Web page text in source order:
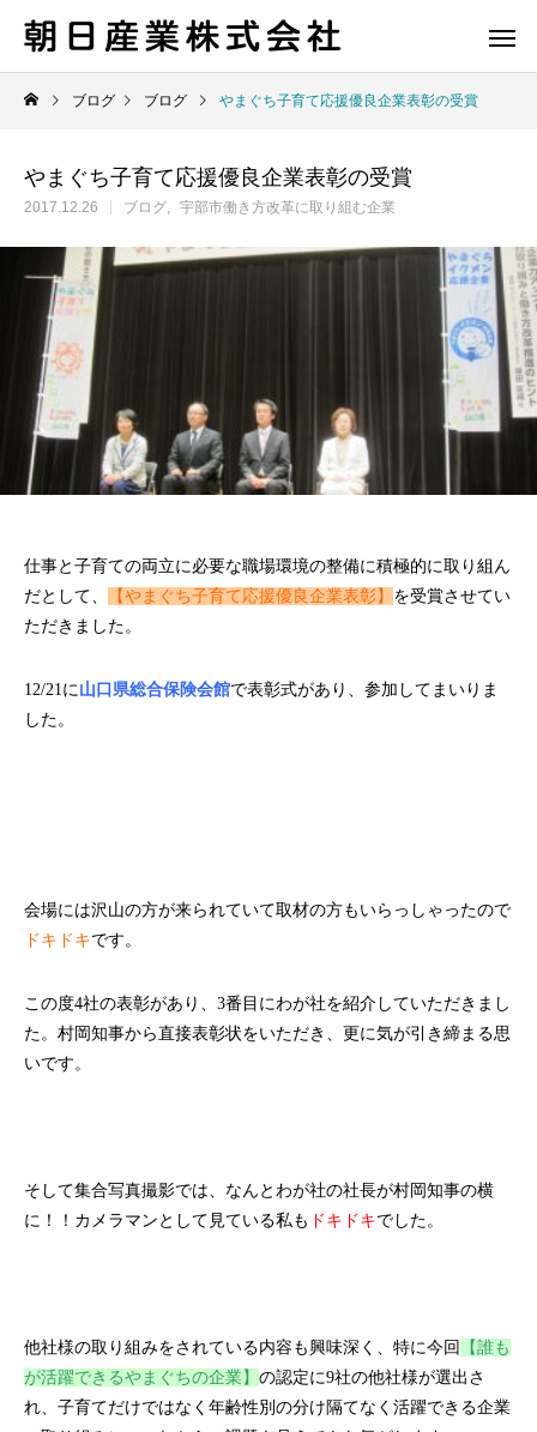
ブログ ブログ やまぐち子育て応援優良企業表彰の受賞
やまぐち子育て応援優良企業表彰の受賞
2017.12.26 ブログ 宇部市働き方改革に取り組む企業
仕事と子育ての両立に必要な職場環境の整備に積極的に取り組ん
だとして、
【やまぐち子育て応援優良企業表彰】 を受賞させてい
ただきました。
12/21に山口県総合保険会館で表彰式があり、参加してまいりま
した。
会場には沢山の方が来られていて取材の方もいらっしゃったので
ドキドキです。
この度4社の表彰があり、3番目にわが社を紹介していただきまし
た。村岡知事から直接表彰状をいただき、更に気が引き締まる思
いです。
そして集合写真撮影では、なんとわが社の社長が村岡知事の横
に！！カメラマンとして見ている私も ドキドキでした。
他社様の取り組みをされている内容も興味深く、特に今回
【誰も
が活躍できるやまぐちの企業】 の認定に9社の他社様が選出さ
れ、子育てだけではなく年齢性別の分け隔てなく活躍できる企業